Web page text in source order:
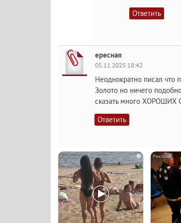
Ответить
ересная
05.11.2025 18:42
Неоднократно писал что
Золото но ничего
сказать много ХОРОШИХ
Ответить
i